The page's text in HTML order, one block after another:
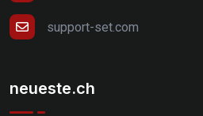
support-set.com
neueste.ch